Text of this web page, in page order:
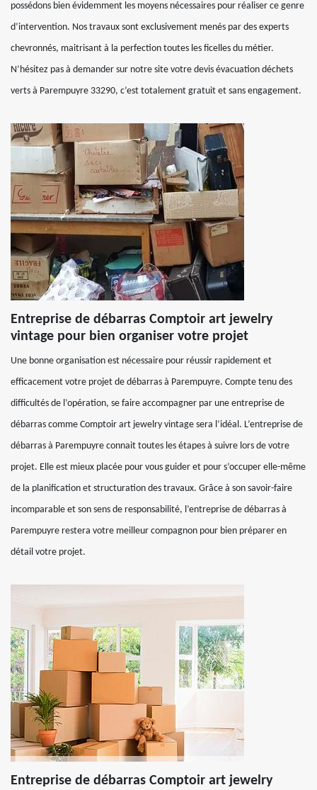
possédons bien évidemment les moyens nécessaires pour réaliser ce genre
d’intervention. Nos travaux sont exclusivement menés par des experts
chevronnés, maitrisant à la perfection toutes les ficelles du métier.
N’hésitez pas à demander sur notre site votre devis évacuation déchets
verts à Parempuyre 33290, c’est totalement gratuit et sans engagement.
Entreprise de débarras Comptoir art jewelry
vintage pour bien organiser votre projet
Une bonne organisation est nécessaire pour réussir rapidement et
efficacement votre projet de débarras à Parempuyre. Compte tenu des
difficultés de l’opération, se faire accompagner par une entreprise de
débarras comme Comptoir art jewelry vintage sera l’idéal. L’entreprise de
débarras à Parempuyre connait toutes les étapes à suivre lors de votre
projet. Elle est mieux placée pour vous guider et pour s’occuper elle-même
de la planification et structuration des travaux. Grâce à son savoir-faire
incomparable et son sens de responsabilité, l’entreprise de débarras à
Parempuyre restera votre meilleur compagnon pour bien préparer en
détail votre projet.
Entreprise de débarras Comptoir art jewelry